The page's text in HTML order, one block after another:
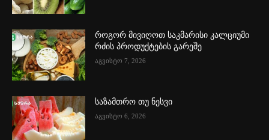
როგორ მივიღოთ საკმარისი კალციუმი
რძის პროდუქტების გარეშე
აგვისტო 7, 2026
საზამთრო თუ ნესვი
აგვისტო 6, 2026